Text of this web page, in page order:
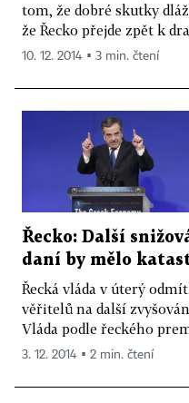
tom, že dobré skutky
že Řecko přejde zpět k
10. 12. 2014 ▪ 3 min. čtení
Řecko: Další
daní by mělo
Řecká vláda v úterý
věřitelů na další
Vláda podle řeckého
3. 12. 2014 ▪ 2 min. čtení